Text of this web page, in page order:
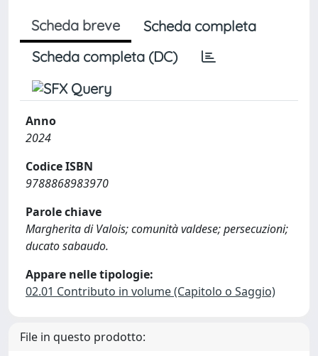
Scheda breve
Scheda completa
Scheda completa (DC)
Anno
2024
Codice ISBN
9788868983970
Parole chiave
Margherita di Valois; comunità valdese; persecuzioni;
ducato sabaudo.
Appare nelle tipologie:
02.01 Contributo in volume (Capitolo o Saggio)
File in questo prodotto: